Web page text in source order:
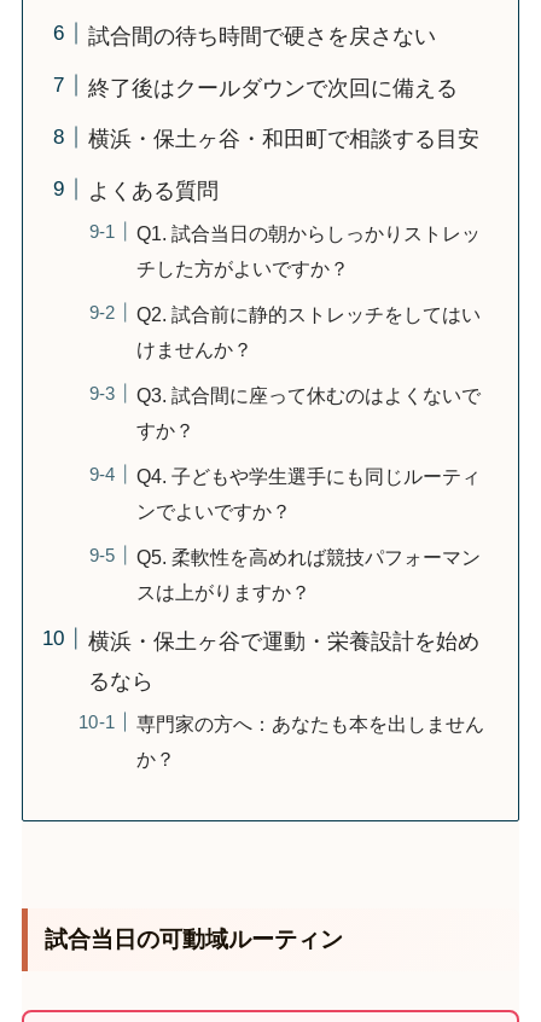
試合間の待ち時間で硬さを戻さない
終了後はクールダウンで次回に備える
横浜・保土ヶ谷・和田町で相談する目安
よくある質問
Q1. 試合当日の朝からしっかりストレッ
チした方がよいですか？
Q2. 試合前に静的ストレッチをしてはい
けませんか？
Q3. 試合間に座って休むのはよくないで
すか？
Q4. 子どもや学生選手にも同じルーティ
ンでよいですか？
Q5. 柔軟性を高めれば競技パフォーマン
スは上がりますか？
横浜・保土ヶ谷で運動・栄養設計を始め
るなら
専門家の方へ：あなたも本を出しません
か？
試合当日の可動域ルーティン